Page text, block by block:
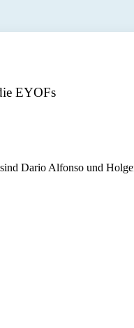
EYOFs
Dario Alfonso und